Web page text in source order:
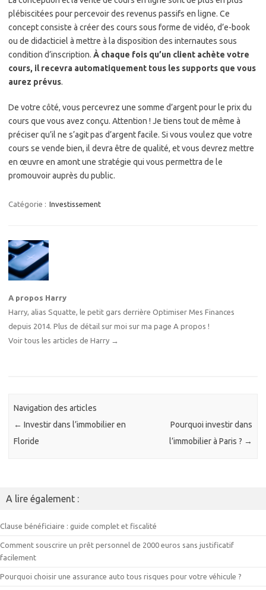
plébiscitées pour percevoir des revenus passifs en ligne. Ce
concept consiste à créer des cours sous forme de vidéo, d’e-book
ou de didacticiel à mettre à la disposition des internautes sous
condition d’inscription. À chaque fois qu’un client achète votre
cours, il recevra automatiquement tous les supports que vous
aurez prévus.
De votre côté, vous percevrez une somme d’argent pour le prix du
cours que vous avez conçu. Attention ! Je tiens tout de même à
préciser qu’il ne s’agit pas d’argent facile. Si vous voulez que votre
cours se vende bien, il devra être de qualité, et vous devrez mettre
en œuvre en amont une stratégie qui vous permettra de le
promouvoir auprès du public.
Catégorie : Investissement
A propos Harry
Harry, alias Squatte, le petit gars derrière Optimiser Mes Finances
depuis 2014. Plus de détail sur moi sur ma page A propos !
Voir tous les articles de Harry →
Navigation des articles
← Investir dans l’immobilier en
Floride
Pourquoi investir dans
l’immobilier à Paris ? →
A lire également :
Clause bénéficiaire : guide complet et fiscalité
Comment souscrire un prêt personnel de 2000 euros sans justificatif
facilement
Pourquoi choisir une assurance auto tous risques pour votre véhicule ?